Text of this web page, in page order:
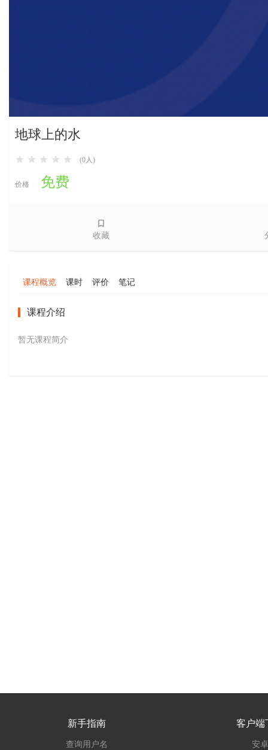
地球上的水
(0人)
价格 免费
收藏
课程概览 课时 评价 笔记
课程介绍
暂无课程简介
新手指南 客户端
查询用户名 安卓